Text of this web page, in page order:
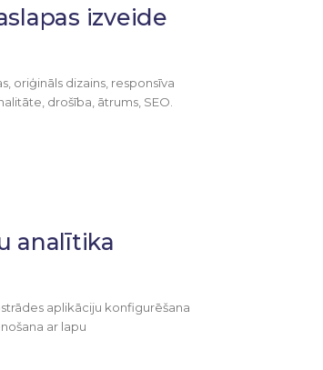
izveide
oriģināls dizains, responsīva
drošība, ātrums, SEO.
analītika
aplikāciju konfigurēšana
ar lapu